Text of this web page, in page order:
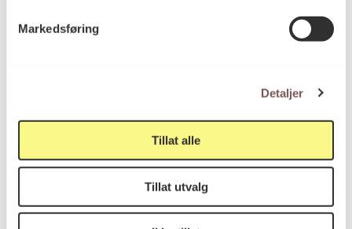
Markedsføring
Detaljer
Tillat alle
Tillat utvalg
Postadresse
post@koro.no